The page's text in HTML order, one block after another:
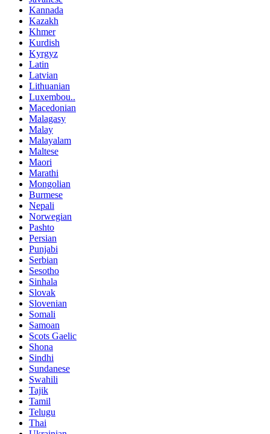
Kannada
Kazakh
Khmer
Kurdish
Kyrgyz
Latin
Latvian
Lithuanian
Luxembou..
Macedonian
Malagasy
Malay
Malayalam
Maltese
Maori
Marathi
Mongolian
Burmese
Nepali
Norwegian
Pashto
Persian
Punjabi
Serbian
Sesotho
Sinhala
Slovak
Slovenian
Somali
Samoan
Scots Gaelic
Shona
Sindhi
Sundanese
Swahili
Tajik
Tamil
Telugu
Thai